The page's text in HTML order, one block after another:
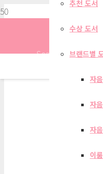
Search
추천 도서
수상 도서
브랜드별
자
자
자
이룸
자음과